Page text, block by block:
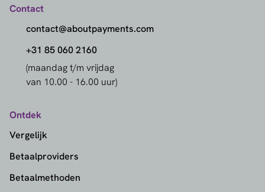
Contact
contact@aboutpayments.com
+31 85 060 2160
(maandag t/m vrijdag
van 10.00 - 16.00 uur)
Ontdek
Vergelijk
Betaalproviders
Betaalmethoden